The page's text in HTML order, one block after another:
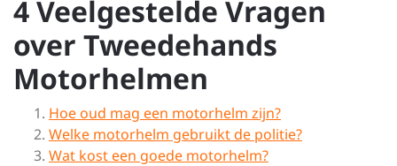
4 Veelgestelde Vragen
over Tweedehands
Motorhelmen
Hoe oud mag een motorhelm zijn?
Welke motorhelm gebruikt de politie?
Wat kost een goede motorhelm?